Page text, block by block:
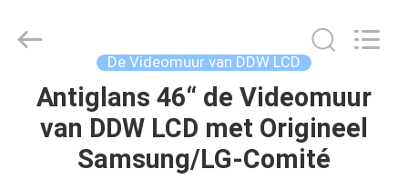
HUIS
PRODUCTEN
Rights
De Videomuur van DDW LCD
Antiglans 46“ de Videomuur
van DDW LCD met Origineel
Samsung/LG-Comité